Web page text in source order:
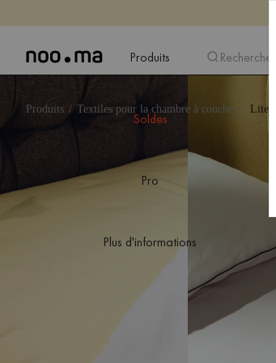
Produits
Soldes
Pro
Plus d'informations
Recherche
Produits Textiles pour la chambre à coucher Literie